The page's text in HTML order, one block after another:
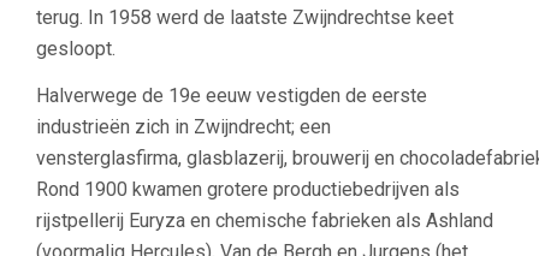
terug. In 1958 werd de laatste Zwijndrechtse keet
gesloopt.
Halverwege de 19e eeuw vestigden de eerste
industrieën zich in Zwijndrecht; een
vensterglasfirma, glasblazerij, brouwerij en
Rond 1900 kwamen grotere productiebedrijven als
rijstpellerij Euryza en chemische fabrieken als Ashland